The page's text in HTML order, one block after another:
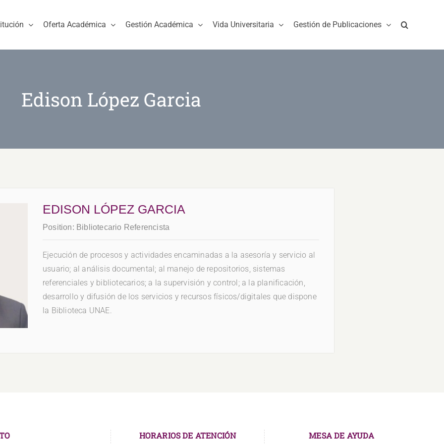
Oferta Académica Gestión Académica Vida Universitaria Gestión de Publicaciones
Edison López Garcia
EDISON LÓPEZ GARCIA
Position: Bibliotecario Referencista
Ejecución de procesos y actividades encaminadas a la asesoría y servicio al
usuario; al análisis documental; al manejo de repositorios, sistemas
referenciales y bibliotecarios; a la supervisión y control; a la planificación,
desarrollo y difusión de los servicios y recursos físicos/digitales que dispone
la Biblioteca UNAE.
HORARIOS DE ATENCIÓN MESA DE AYUDA